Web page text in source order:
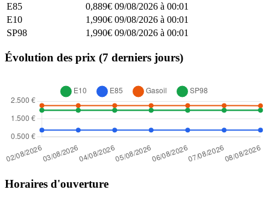
E85
0,889€ 09/08/2026 à 00:01
E10
1,990€ 09/08/2026 à 00:01
SP98
1,990€ 09/08/2026 à 00:01
Évolution des prix (7 derniers jours)
Horaires d'ouverture